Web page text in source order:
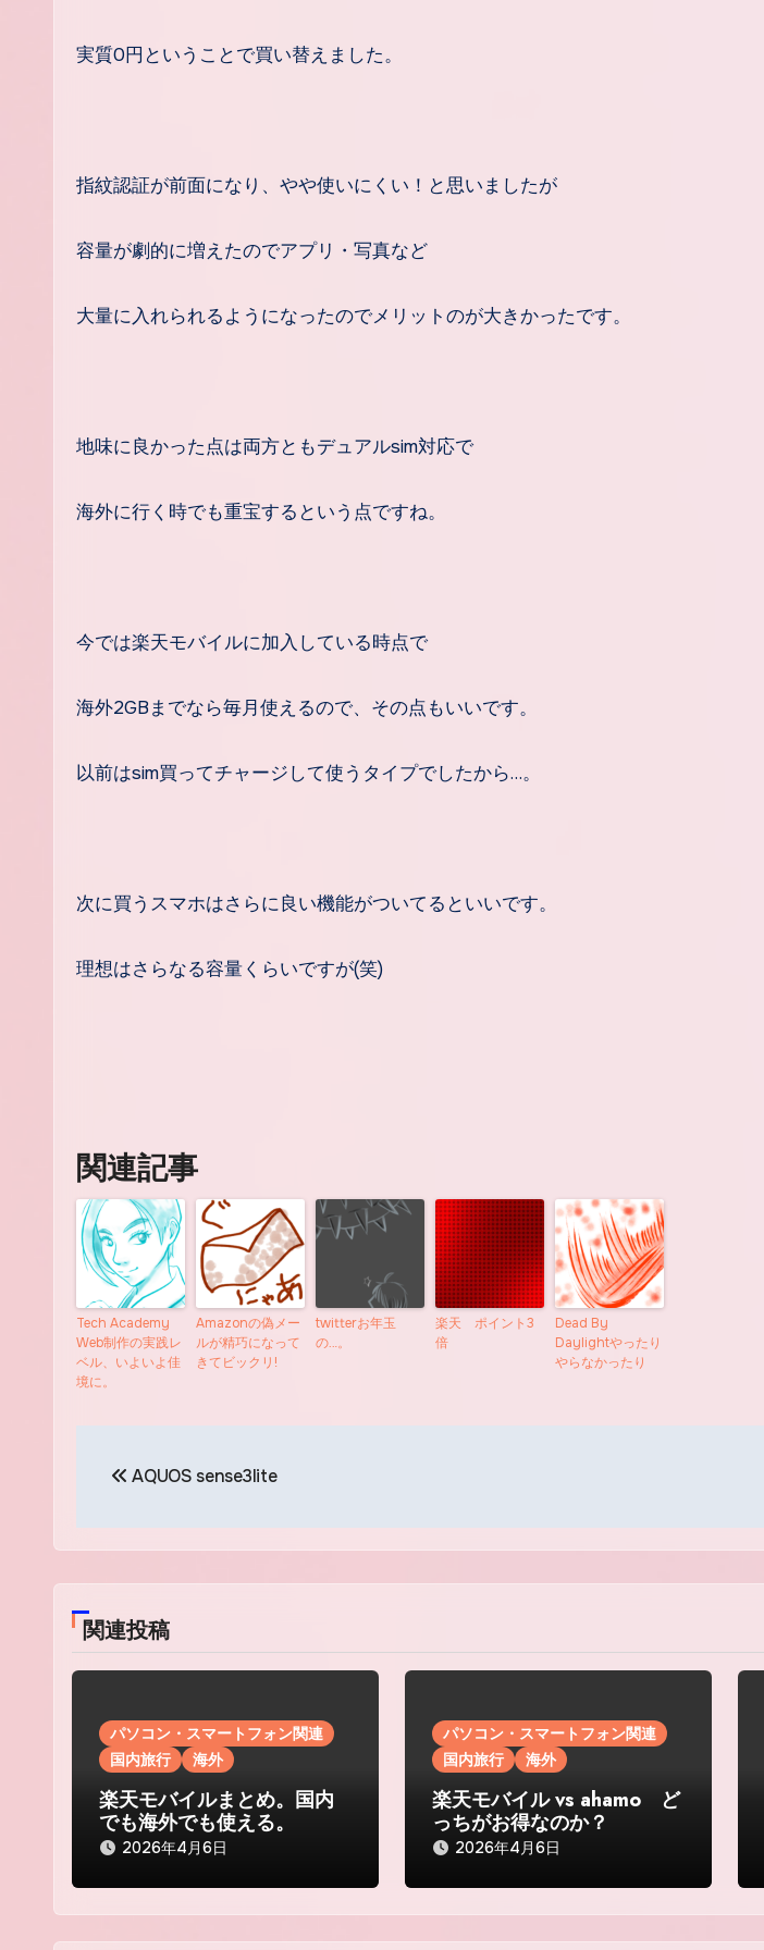
実質0円ということで買い替えました。
指紋認証が前面になり、やや使いにくい！と思いましたが
容量が劇的に増えたのでアプリ・写真など
大量に入れられるようになったのでメリットのが大きかったです。
地味に良かった点は両方ともデュアルsim対応で
海外に行く時でも重宝するという点ですね。
今では楽天モバイルに加入している時点で
海外2GBまでなら毎月使えるので、その点もいいです。
以前はsim買ってチャージして使うタイプでしたから…。
次に買うスマホはさらに良い機能がついてるといいです。
理想はさらなる容量くらいですが(笑)
関連記事
Tech Academy
Web制作の実践レ
ベル、いよいよ佳
境に。
Amazonの偽メー
ルが精巧になって
きてビックリ!
twitterお年玉
の…。
楽天 ポイント3
倍
Dead By
Daylightやったり
やらなかったり
ビ
ゲ
ー
シ
ョ
ン
AQUOS sense3lite
関連投稿
パソコン・スマートフォン関連
国内旅行
海外
楽天モバイルまとめ。国内
でも海外でも使える。
2026年4月6日
パソコン・スマートフォン関連
国内旅行
海外
楽天モバイル vs ahamo ど
っちがお得なのか？
2026年4月6日